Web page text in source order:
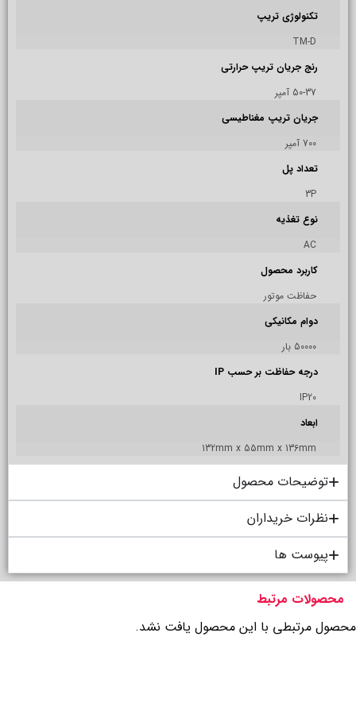
تکنولوژی تریپ
TM-D
رنج جریان تریپ حرارتی
50-37 آمپر
جریان تریپ مغناطیسی
700 آمپر
تعداد پل
3P
نوع تغذیه
AC
کاربرد محصول
حفاظت موتور
دوام مکانیکی
50000 بار
درجه حفاظت بر حسب IP
IP20
ابعاد
132mm x 55mm x 136mm
توضیحات محصول
نظرات خریداران
پیوست ها
محصولات مرتبط
محصول مرتبطی با این محصول یافت نشد.